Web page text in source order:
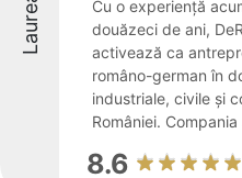
Laureați
Cu o experiență
douăzeci de ani,
activează ca
româno-german în
industriale, civile și
României.
8.6